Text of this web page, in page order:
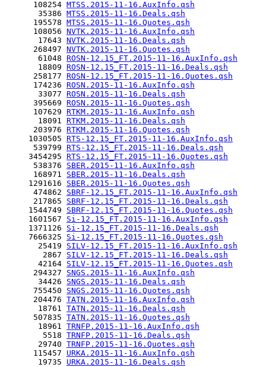
      108254
MTSS.2015-11-16.AuxInfo.qsh
       35386
MTSS.2015-11-16.Deals.qsh
      195578
MTSS.2015-11-16.Quotes.qsh
      108056
NVTK.2015-11-16.AuxInfo.qsh
       17643
NVTK.2015-11-16.Deals.qsh
      268497
NVTK.2015-11-16.Quotes.qsh
       61048
ROSN-12.15_FT.2015-11-16.AuxInfo.qsh
       18809
ROSN-12.15_FT.2015-11-16.Deals.qsh
      258177
ROSN-12.15_FT.2015-11-16.Quotes.qsh
      174236
ROSN.2015-11-16.AuxInfo.qsh
       33077
ROSN.2015-11-16.Deals.qsh
      395669
ROSN.2015-11-16.Quotes.qsh
      107629
RTKM.2015-11-16.AuxInfo.qsh
       18091
RTKM.2015-11-16.Deals.qsh
      203976
RTKM.2015-11-16.Quotes.qsh
     1030505
RTS-12.15_FT.2015-11-16.AuxInfo.qsh
      539799
RTS-12.15_FT.2015-11-16.Deals.qsh
     3454295
RTS-12.15_FT.2015-11-16.Quotes.qsh
      538376
SBER.2015-11-16.AuxInfo.qsh
      168971
SBER.2015-11-16.Deals.qsh
     1291616
SBER.2015-11-16.Quotes.qsh
      474862
SBRF-12.15_FT.2015-11-16.AuxInfo.qsh
      217865
SBRF-12.15_FT.2015-11-16.Deals.qsh
     1544749
SBRF-12.15_FT.2015-11-16.Quotes.qsh
     1601567
Si-12.15_FT.2015-11-16.AuxInfo.qsh
     1371126
Si-12.15_FT.2015-11-16.Deals.qsh
     7666325
Si-12.15_FT.2015-11-16.Quotes.qsh
       25419
SILV-12.15_FT.2015-11-16.AuxInfo.qsh
        2867
SILV-12.15_FT.2015-11-16.Deals.qsh
       42164
SILV-12.15_FT.2015-11-16.Quotes.qsh
      294327
SNGS.2015-11-16.AuxInfo.qsh
       34426
SNGS.2015-11-16.Deals.qsh
      755450
SNGS.2015-11-16.Quotes.qsh
      204476
TATN.2015-11-16.AuxInfo.qsh
       18761
TATN.2015-11-16.Deals.qsh
      507835
TATN.2015-11-16.Quotes.qsh
       18961
TRNFP.2015-11-16.AuxInfo.qsh
        5518
TRNFP.2015-11-16.Deals.qsh
       29740
TRNFP.2015-11-16.Quotes.qsh
      115457
URKA.2015-11-16.AuxInfo.qsh
       19735
URKA.2015-11-16.Deals.qsh